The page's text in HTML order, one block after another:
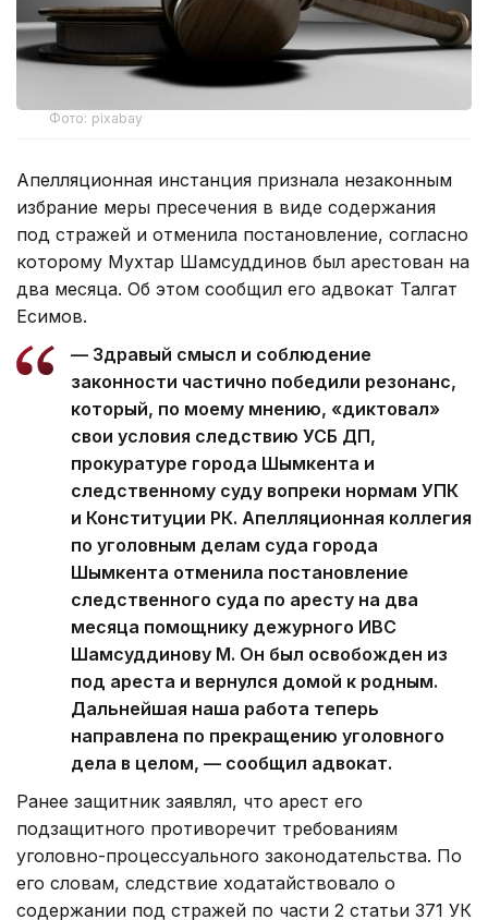
Фото: pixabay
Апелляционная инстанция признала незаконным
избрание меры пресечения в виде содержания
под стражей и отменила постановление, согласно
которому Мухтар Шамсуддинов был арестован на
два месяца. Об этом сообщил его адвокат Талгат
Есимов.
— Здравый смысл и соблюдение
законности частично победили резонанс,
который, по моему мнению, «диктовал»
свои условия следствию УСБ ДП,
прокуратуре города Шымкента и
следственному суду вопреки нормам УПК
и Конституции РК. Апелляционная коллегия
по уголовным делам суда города
Шымкента отменила постановление
следственного суда по аресту на два
месяца помощнику дежурного ИВС
Шамсуддинову М. Он был освобожден из
под ареста и вернулся домой к родным.
Дальнейшая наша работа теперь
направлена по прекращению уголовного
дела в целом, — сообщил адвокат.
Ранее защитник заявлял, что арест его
подзащитного противоречит требованиям
уголовно-процессуального законодательства. По
его словам, следствие ходатайствовало о
содержании под стражей по части 2 статьи 371 УК